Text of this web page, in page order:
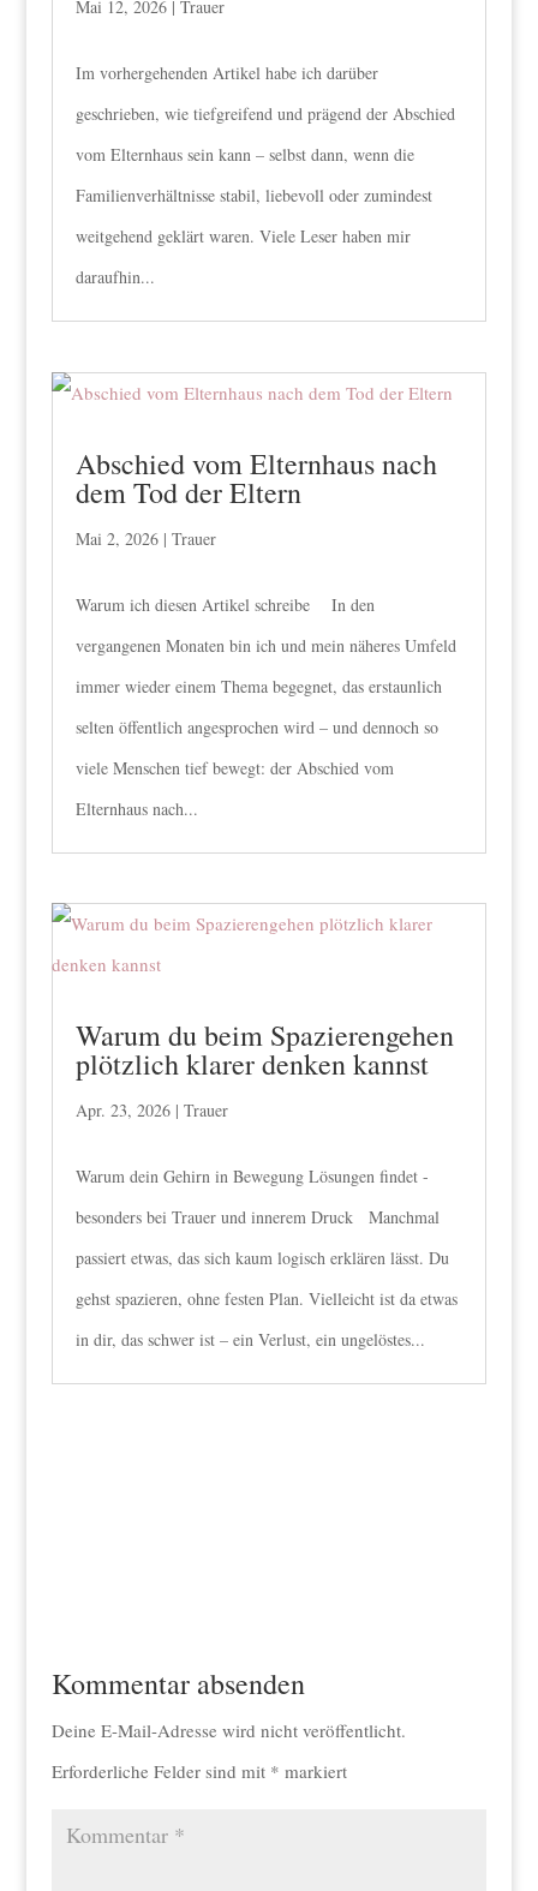
Mai 12, 2026| Trauer
Im vorhergehenden Artikel habe ich darüber
geschrieben, wie tiefgreifend und prägend der Abschied
vom Elternhaus sein kann – selbst dann, wenn die
Familienverhältnisse stabil, liebevoll oder zumindest
weitgehend geklärt waren. Viele Leser haben mir
daraufhin...
Abschied vom Elternhaus nach
dem Tod der Eltern
Mai 2, 2026| Trauer
Warum ich diesen Artikel schreibe In den
vergangenen Monaten bin ich und mein näheres Umfeld
immer wieder einem Thema begegnet, das erstaunlich
selten öffentlich angesprochen wird – und dennoch so
viele Menschen tief bewegt: der Abschied vom
Elternhaus nach...
Warum du beim Spazierengehen
plötzlich klarer denken kannst
Apr. 23, 2026| Trauer
Warum dein Gehirn in Bewegung Lösungen findet -
besonders bei Trauer und innerem Druck Manchmal
passiert etwas, das sich kaum logisch erklären lässt. Du
gehst spazieren, ohne festen Plan. Vielleicht ist da etwas
in dir, das schwer ist – ein Verlust, ein ungelöstes...
Kommentar absenden
Deine E-Mail-Adresse wird nicht veröffentlicht.
Erforderliche Felder sind mit * markiert